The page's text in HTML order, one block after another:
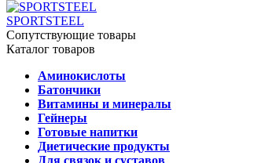
SPORTSTEEL
Сопутствующие товары
Каталог товаров
Аминокислоты
Батончики
Витамины и минералы
Гейнеры
Готовые напитки
Диетические продукты
Для связок и суставов